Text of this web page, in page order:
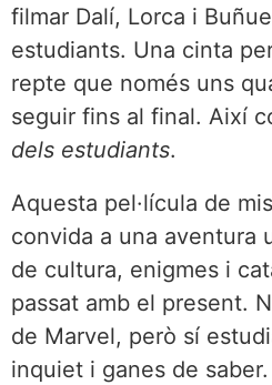
filmar Dalí, Lorca i
estudiants. Una cinta
repte que només uns
seguir fins al final. Així
dels estudiants.
Aquesta pel·lícula de
convida a una aventura
de cultura, enigmes i
passat amb el present.
de Marvel, però sí
inquiet i ganes de saber.